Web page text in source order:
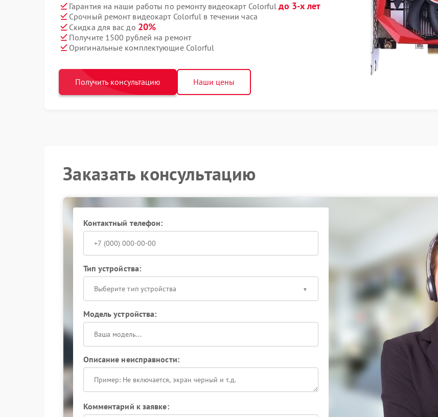
Гарантия на наши работы по ремонту видеокарт Colorfulдо 3-х лет
Срочный ремонт видеокарт Colorful в течении часа
Скидка для вас до 20%
Получите 1500 рублей на ремонт
Оригинальные комплектующие Colorful
Получить консультацию Наши цены
Заказать консультацию
Контактный телефон:
Тип устройства:
Выберите тип устройства
Модель устройства:
Описание неисправности:
Комментарий к заявке: